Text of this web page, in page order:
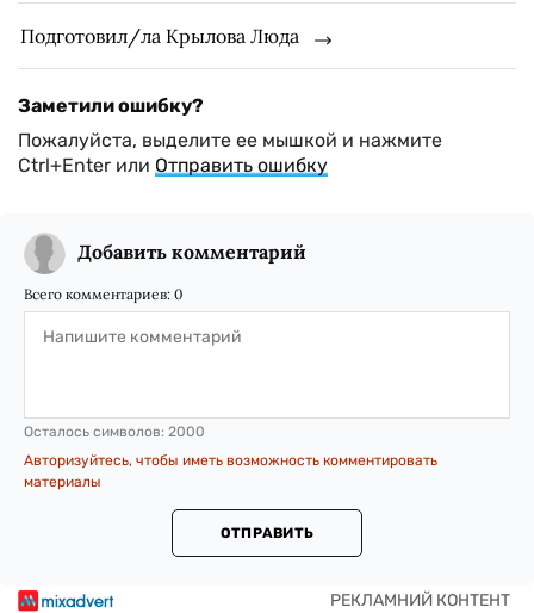
Подготовил/ла Крылова Люда
Заметили ошибку?
Пожалуйста, выделите ее мышкой и нажмите
Ctrl+Enter или Отправить ошибку
Добавить комментарий
Всего комментариев: 0
Осталось символов: 2000
Авторизуйтесь, чтобы иметь возможность комментировать
материалы
ОТПРАВИТЬ